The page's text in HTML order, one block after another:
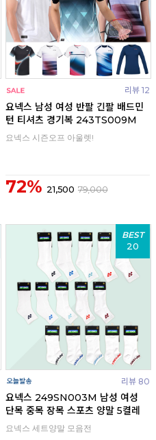
리뷰 12
요넥스 남성 여성 반팔 긴팔 배드민
턴 티셔츠 경기복 243TS009M
요넥스 시즌오프 아울렛!
72% 21,500 79,000
BEST
20
리뷰 80
요넥스 249SN003M 남성 여성
단목 중목 장목 스포츠 양말 5켤레
요넥스 세트양말 모음전